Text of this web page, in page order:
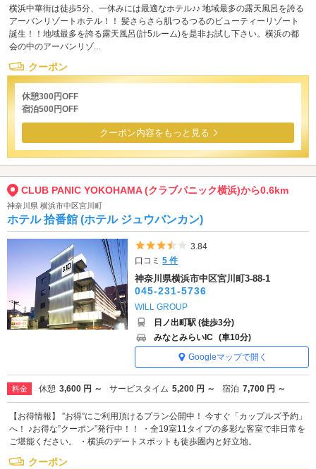
横浜中華街は徒歩5分、一休みには最適なホテル♪♪ 地域最多の露天風呂を誇る
アーバンリゾートホテル！！ 髪さらさら肌つるつるのビューティーリゾート
誕生！！地域最多を誇る露天風呂(計5ルーム)を是非お試し下さい。横浜の都
会の中のアーバンリゾ...
クーポン
休憩300円OFF
宿泊500円OFF
クーポン内容をもっと見る
CLUB PANIC YOKOHAMA (クラブパニック横浜)から0.6km
神奈川県 横浜市中区宮川町
ホテル 拾番館 (ホテル ジュウバンカン)
5つ星のうち3.5
3.84
口コミ5 件
神奈川県横浜市中区宮川町3-88-1
045-231-5736
WILL GROUP
日ノ出町駅 (徒歩3分)
みなとみらいIC (車10分)
Googleマップで開く
料金 休憩 3,600 円 ～ サービスタイム 5,200 円 ～ 宿泊 7,700 円 ～
【お得情報】 ”お得”にご利用頂けるプラン公開中！ 今すぐ「カップルズ予約」
へ！ ♪お得な”クーポン”発行中！！ ・全19室11タイプの多彩な客室で非日常を
ご堪能ください。 ・横浜のデートスポットも徒歩圏内と好立地。
クーポン